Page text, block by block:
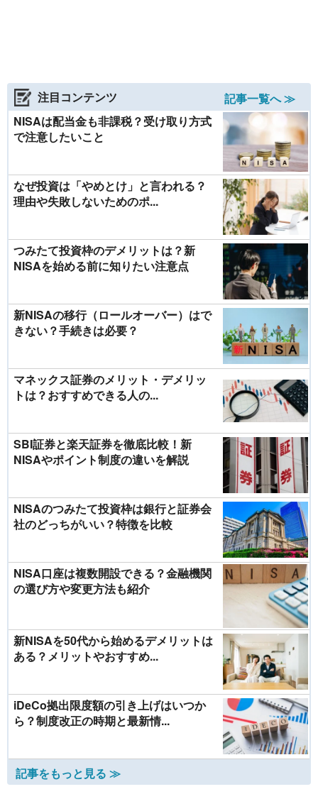
注目コンテンツ
記事一覧へ ≫
NISAは配当金も非課税？受け取り方式
で注意したいこと
なぜ投資は「やめとけ」と言われる？
理由や失敗しないためのポ...
つみたて投資枠のデメリットは？新
NISAを始める前に知りたい注意点
新NISAの移行（ロールオーバー）はで
きない？手続きは必要？
マネックス証券のメリット・デメリッ
トは？おすすめできる人の...
SBI証券と楽天証券を徹底比較！新
NISAやポイント制度の違いを解説
NISAのつみたて投資枠は銀行と証券会
社のどっちがいい？特徴を比較
NISA口座は複数開設できる？金融機関
の選び方や変更方法も紹介
新NISAを50代から始めるデメリットは
ある？メリットやおすすめ...
iDeCo拠出限度額の引き上げはいつか
ら？制度改正の時期と最新情...
記事をもっと見る ≫